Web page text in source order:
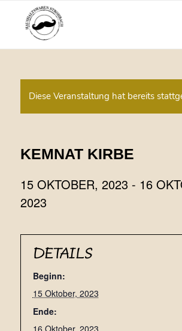
Diese Veranstaltung hat bereits
KEMNAT KIRBE
15 OKTOBER, 2023 - 16
2023
DETAILS
Beginn:
15 Oktober, 2023
Ende:
16 Oktober, 2023